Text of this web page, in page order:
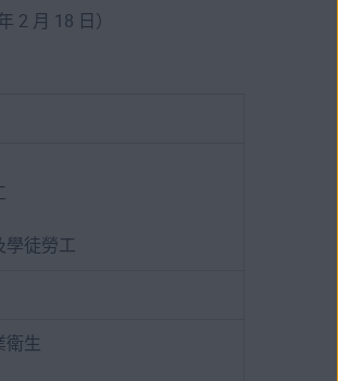
2 月 18 日）
學徒勞工
衛生